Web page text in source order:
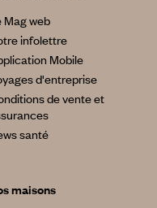
Mag web
infolettre
Mobile
d'entreprise
de vente et
santé
maisons